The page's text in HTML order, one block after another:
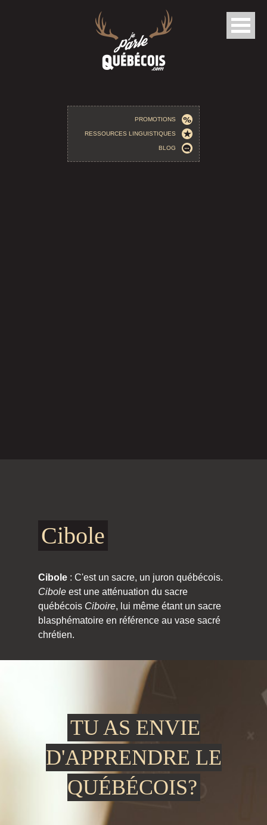
PROMOTIONS
RESSOURCES LINGUISTIQUES
BLOG
Cibole
Cibole : C'est un sacre, un juron québécois.
Cibole est une atténuation du sacre
québécois Ciboire, lui même étant un sacre
blasphématoire en référence au vase sacré
chrétien.
TU AS ENVIE
D'APPRENDRE LE
QUÉBÉCOIS?